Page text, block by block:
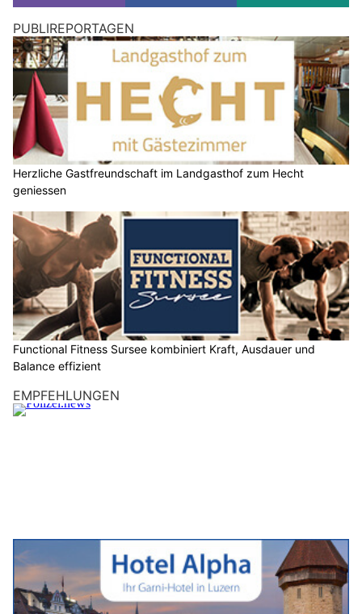
PUBLIREPORTAGEN
Herzliche Gastfreundschaft im Landgasthof zum Hecht
geniessen
Functional Fitness Sursee kombiniert Kraft, Ausdauer und
Balance effizient
EMPFEHLUNGEN